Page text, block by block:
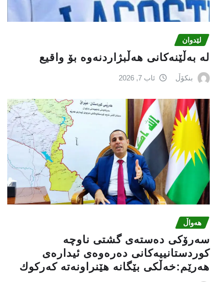
لێدوان
لە بەڵێنەکانی هەڵبژاردنەوە بۆ واقیع
بنکۆڵ ئاب 7, 2026
هەواڵ
سه‌رۆكی دەستەی گشتی ناوچە
كوردستانییەكانی دەرەوەی ئیدارەی
هەرێم:خه‌ڵكی بێگانه‌ هێنراونه‌ته‌ كه‌ركوك